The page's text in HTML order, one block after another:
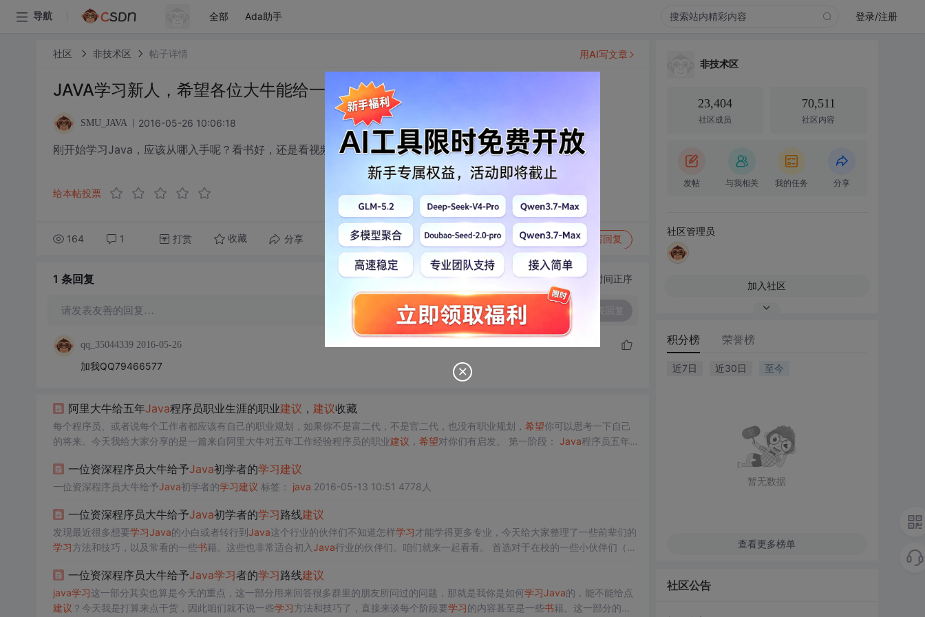
导航 全部 Ada助手 登录/注册
社区 非技术区 帖子详情
JAVA学习新人，希望各位大牛能给一些学习建议，比如该看些什么书等
SMU_JAVA 2016-05-26 10:06:18
刚开始学习Java，应该从哪入手呢？看书好，还是看视频？我是自学的
给本帖投票
164 1 打赏 收藏 分享 转发到动态 举报 写回复
用AI写文章
1 条回复 切换为时间正序
请发表友善的回复…
qq_35044339 2016-05-26
加我QQ79466577
阿里大牛给五年Java程序员职业生涯的职业建议 ， 建议收藏
每个程序员、或者说每个工作者都应该有自己的职业规划，如果你不是富二代，不是官二代，也没有职业规划， 希望你可以思考一下自己
的将来。今天我给大家分享的是一篇来自阿里大牛对五年工作经验程序员的职业建议 ， 希望 对你们有启发。 第一阶段： Java程序员五年
门槛，这个阶段将会淘汰掉一批不适合写代码的人。这一阶段，我们走出校园，迈入社会，成为一名程序员，正式从
一位资深程序员大牛给予Java初学者的学习建议
一位资深程序员大牛给予Java初学者的学习建议 标签： java 2016-05-13 10:51 4778人
一位资深程序员大牛给予Java初学者的学习路线建议
发现最近很多想要学习Java的小白或者转行到Java这个行业的伙伴们不知道怎样学习才能学得更多专业，今天给大家整理了一些前辈们的
学习方法和技巧，以及常看的一些书籍。这些也非常适合初入Java行业的伙伴们。咱们就来一起看看。 首选对于在校的一些小伙伴们（比
一位资深程序员大牛给予Java学习者的学习路线建议
java学习这一部分其实也算是今天的重点，这一部分用来回答很多群里的朋友所问过的问题，那就是我你是如何学习Java的，能不能给点
建议 ？今天我是打算来点干货，因此咱们就不说一些学习方法和技巧了，直接来谈每个阶段要学习的内容甚至是一些书籍。这一部分的内
非技术区
23,404
社区成员
70,511
社区内容
发帖 与我相关 我的任务 分享
社区管理员
加入社区
积分榜 荣誉榜
近7日 近30日 至今
暂无数据
查看更多榜单
社区公告